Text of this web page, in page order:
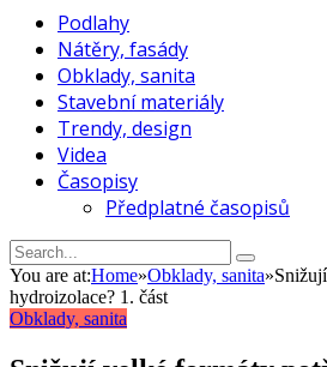
Podlahy
Nátěry, fasády
Obklady, sanita
Stavební materiály
Trendy, design
Videa
Časopisy
Předplatné časopisů
You are at:Home»Obklady, sanita»
hydroizolace? 1. část
Obklady, sanita